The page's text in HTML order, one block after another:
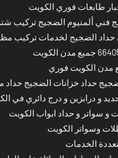
طابعات فوري الكويت
فني ألمنيوم الضجيج تركيب
حداد الضجيج لخدمات تركيب
مدن الكويت فوري
حداد خزانات الضجيج حداد
و درابزين و درج دائري في
و سواتر و حداد ابواب الكويت
وسواتر الكويت
الخدمات